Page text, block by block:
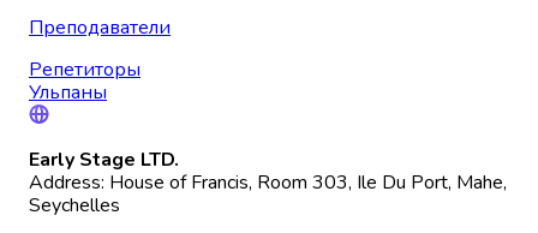
Преподаватели
Репетиторы
Ульпаны
Early Stage LTD.
Address: House of Francis, Room 303, Ile Du Port, Mahe,
Seychelles